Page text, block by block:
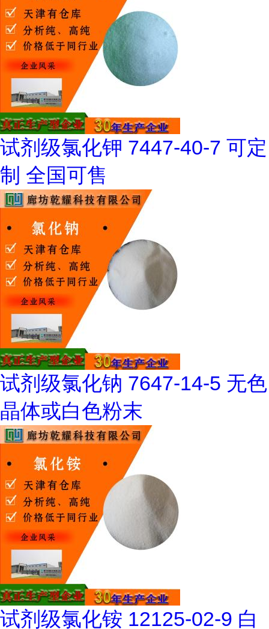
试剂级氯化钾 7447-40-7 可定
制 全国可售
试剂级氯化钠 7647-14-5 无色
晶体或白色粉末
试剂级氯化铵 12125-02-9 白